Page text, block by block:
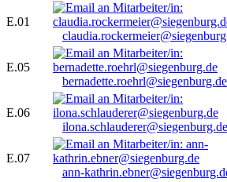
E.01
E.05
bernadette.roehrl@siegenburg.de
E.06
ilona.schlauderer@siegenburg.de
E.07
ann-